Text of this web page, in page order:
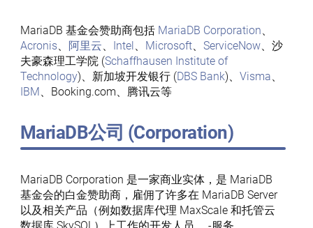
MariaDB 基金会赞助商包括 MariaDB Corporation、
Acronis、 阿里云、 Intel、 Microsoft、 ServiceNow、沙
夫豪森理工学院 (Schaffhausen Institute of
Technology)、新加坡开发银行 (DBS Bank)、 Visma、
IBM、Booking.com、腾讯云等
MariaDB公司 (Corporation)
MariaDB Corporation 是一家商业实体，是 MariaDB
基金会的白金赞助商，雇佣了许多在 MariaDB Server
以及相关产品（例如数据库代理 MaxScale 和托管云